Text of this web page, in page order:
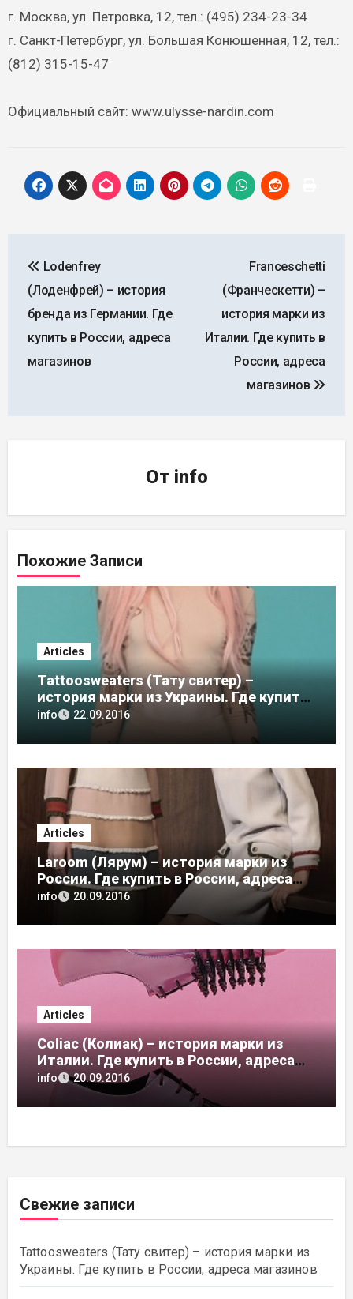
г. Москва, ул. Петровка, 12, тел.: (495) 234-23-34
г. Санкт-Петербург, ул. Большая Конюшенная, 12, тел.:
(812) 315-15-47
Официальный сайт: www.ulysse-nardin.com
по
записям
Lodenfrey
(Лоденфрей) – история
бренда из Германии. Где
купить в России, адреса
магазинов
Franceschetti
(Франческетти) –
история марки из
Италии. Где купить в
России, адреса
магазинов
От info
Похожие Записи
Articles
Tattoosweaters (Тату свитер) –
история марки из Украины. Где купить
в России, адреса магазинов
info 22.09.2016
Articles
Laroom (Лярум) – история марки из
России. Где купить в России, адреса
магазинов
info 20.09.2016
Articles
Coliac (Колиак) – история марки из
Италии. Где купить в России, адреса
магазинов
info 20.09.2016
Свежие записи
Tattoosweaters (Тату свитер) – история марки из
Украины. Где купить в России, адреса магазинов